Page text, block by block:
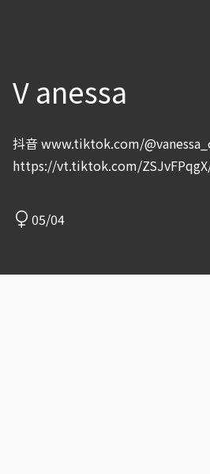
V anessa
抖音 www.tiktok.com/@vanessa_chih
05/04